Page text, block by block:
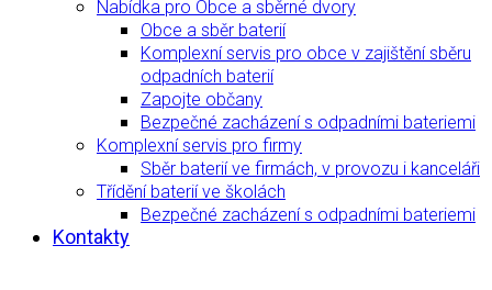
Nabídka pro Obce a sběrné dvory
Obce a sběr baterií
Komplexní servis pro obce v zajištění sběru
odpadních baterií
Zapojte občany
Bezpečné zacházení s odpadními bateriemi
Komplexní servis pro firmy
Sběr baterií ve firmách, v provozu i kanceláři
Třídění baterií ve školách
Bezpečné zacházení s odpadními bateriemi
Kontakty